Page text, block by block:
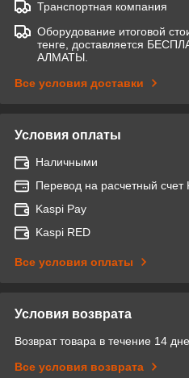
Транспортная компания
Оборудование итоговой
тенге, доставляется
АЛМАТЫ.
Все условия доставки
Условия оплаты
Наличными
Перевод на расчетный
Kaspi Pay
Kaspi RED
Все условия оплаты
Условия возврата
Возврат товара в течение 14
Все условия возврата